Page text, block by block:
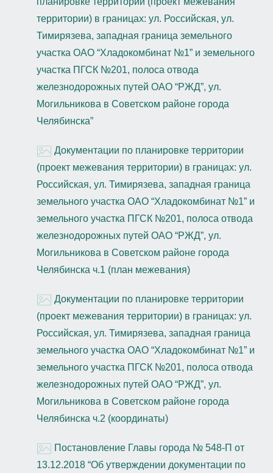
территории) в границах: ул. Российская, ул.
Тимирязева, западная граница земельного
участка ОАО “Хладокомбинат №1” и земельного
участка ПГСК №201, полоса отвода
железнодорожных путей ОАО “РЖД”, ул.
Могильникова в Советском районе города
Челябинска”
Документации по планировке территории
(проект межевания территории) в границах: ул.
Российская, ул. Тимирязева, западная граница
земельного участка ОАО “Хладокомбинат №1” и
земельного участка ПГСК №201, полоса отвода
железнодорожных путей ОАО “РЖД”, ул.
Могильникова в Советском районе города
Челябинска ч.1 (план межевания)
Документации по планировке территории
(проект межевания территории) в границах: ул.
Российская, ул. Тимирязева, западная граница
земельного участка ОАО “Хладокомбинат №1” и
земельного участка ПГСК №201, полоса отвода
железнодорожных путей ОАО “РЖД”, ул.
Могильникова в Советском районе города
Челябинска ч.2 (координаты)
Постановление Главы города № 548-П от
13.12.2018 “Об утверждении документации по